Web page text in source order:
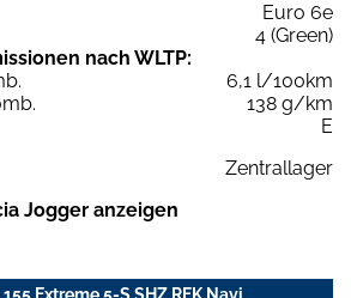
Euro 6e
4 (Green)
nach WLTP:
6,1 l/100km
138 g/km
E
Zentrallager
Jogger anzeigen